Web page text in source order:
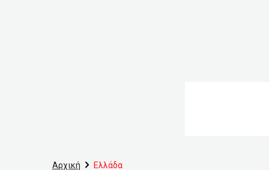
Αρχική Ελλάδα